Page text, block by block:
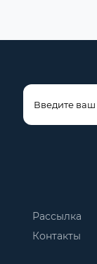
Рассылка
Контакты